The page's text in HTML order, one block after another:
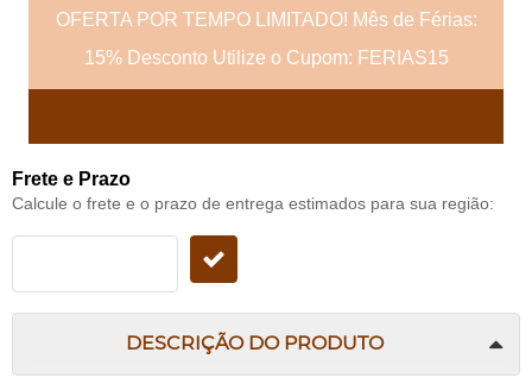
OFERTA POR TEMPO LIMITADO! Mês de Férias:
15% Desconto Utilize o Cupom: FERIAS15
Frete e Prazo
Calcule o frete e o prazo de entrega estimados para sua região:
DESCRIÇÃO DO PRODUTO